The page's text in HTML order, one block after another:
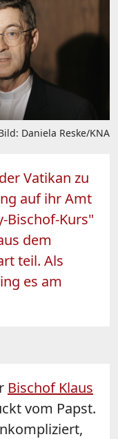
Daniela Reske/KNA
Vatikan zu
auf ihr Amt
Bischof-Kurs"
dem
teil. Als
es am
Bischof Klaus
vom Papst.